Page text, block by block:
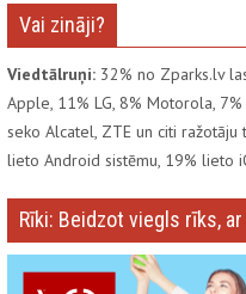
Vai zināji?
Viedtālruņi: 32% no Zparks.lv
Apple, 11% LG, 8% Motorola,
seko Alcatel, ZTE un citi
lieto Android sistēmu, 19% lieto
Rīki: Beidzot viegls rīks,